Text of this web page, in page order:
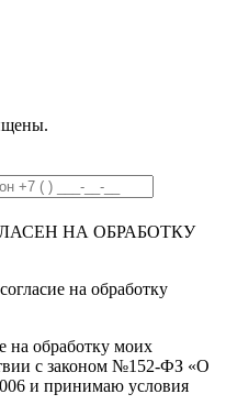
НА ОБРАБОТКУ
на обработку
на обработку моих
с законом №152-ФЗ «О
и принимаю условия